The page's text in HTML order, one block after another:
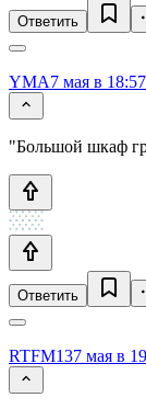
Ответить
YMA7 мая в 18:57
"Большой шкаф
Ответить
RTFM137 мая в